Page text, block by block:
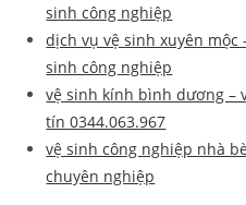
sinh công nghiệp
dịch vụ vệ sinh xuyên mộc
sinh công nghiệp
vệ sinh kính bình dương –
tín 0344.063.967
vệ sinh công nghiệp nhà
chuyên nghiệp